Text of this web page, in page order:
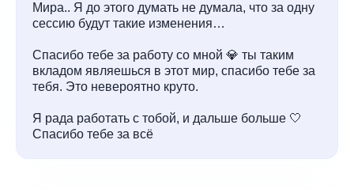
Мира.. Я до этого думать не думала, что за одну
сессию будут такие изменения…
Спасибо тебе за работу со мной 💎 ты таким
вкладом являешься в этот мир, спасибо тебе за
тебя. Это невероятно круто.
Я рада работать с тобой, и дальше больше 🤍
Спасибо тебе за всё